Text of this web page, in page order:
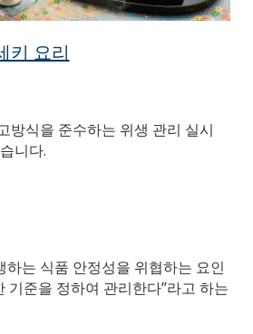
키 요리
방식을 준수하는 위생 관리 실시
니다.
는 식품 안정성을 위협하는 요인
준을 정하여 관리한다”라고 하는